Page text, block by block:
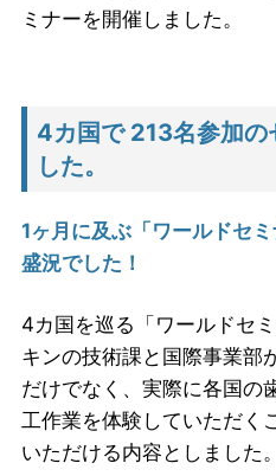
ミナーを開催しました。
4カ国で 213名参加の
した。
1ヶ月に及ぶ「ワールドセ
盛況でした！
4カ国を巡る「ワールドセ
キンの技術課と国際事業部
だけでなく、実際に各国の
工作業を体験していただく
いただける内容としました。